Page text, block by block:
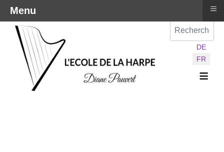
Sélectionnez
DE
FR
≡
Menu ≡